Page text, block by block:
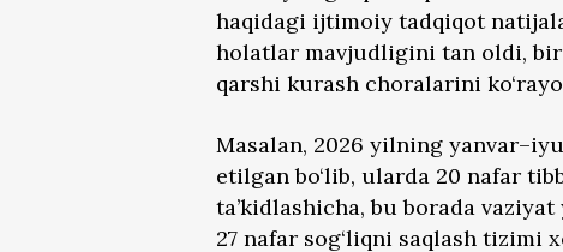
haqidagi ijtimoiy tadqiqot
holatlar mavjudligini tan oldi,
qarshi kurash choralarini
Masalan, 2026 yilning
etilgan bo‘lib, ularda 20 nafar
ta’kidlashicha, bu borada
27 nafar sog‘liqni saqlash